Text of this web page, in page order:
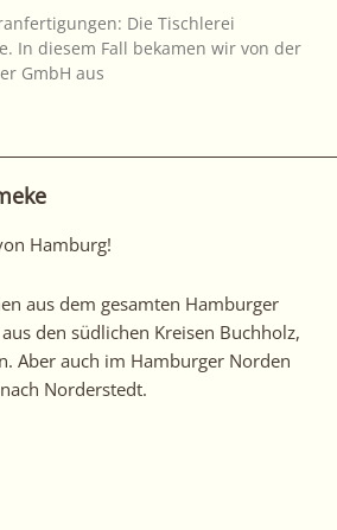
Die Tischlerei
In diesem Fall bekamen wir von der
GmbH aus
Hamburg!
aus dem gesamten Hamburger
den südlichen Kreisen Buchholz,
Aber auch im Hamburger Norden
Norderstedt.